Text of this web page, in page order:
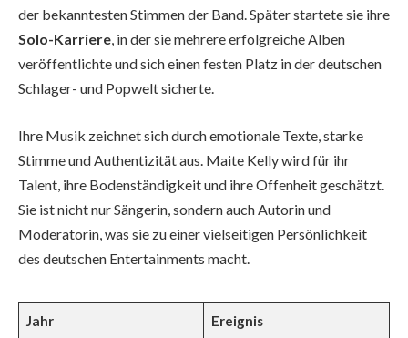
der bekanntesten Stimmen der Band. Später startete sie ihre
Solo-Karriere, in der sie mehrere erfolgreiche Alben
veröffentlichte und sich einen festen Platz in der deutschen
Schlager- und Popwelt sicherte.
Ihre Musik zeichnet sich durch emotionale Texte, starke
Stimme und Authentizität aus. Maite Kelly wird für ihr
Talent, ihre Bodenständigkeit und ihre Offenheit geschätzt.
Sie ist nicht nur Sängerin, sondern auch Autorin und
Moderatorin, was sie zu einer vielseitigen Persönlichkeit
des deutschen Entertainments macht.
Jahr Ereignis